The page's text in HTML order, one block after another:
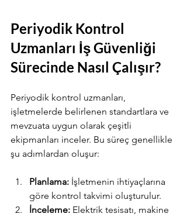
Periyodik Kontrol
Uzmanları İş Güvenliği
Sürecinde Nasıl Çalışır?
Periyodik kontrol uzmanları,
işletmelerde belirlenen standartlara ve
mevzuata uygun olarak çeşitli
ekipmanları inceler. Bu süreç genellikle
şu adımlardan oluşur:
Planlama: İşletmenin ihtiyaçlarına
göre kontrol takvimi oluşturulur.
İnceleme: Elektrik tesisatı, makine
InnoTech Apps